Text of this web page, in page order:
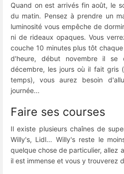
Quand on est arrivés fin août, le
du matin. Pensez à prendre un
luminosité vous empêche de
ni de rideaux opaques. Vous
couche 10 minutes plus tôt
d'heure, début novembre il se
décembre, les jours où il fait gris
temps), vous aurez besoin
journée...
Faire ses courses
Il existe plusieurs chaînes de
Willy's, Lidl... Willy's reste le
quelque chose de particulier, allez
il est immense et vous y trouverez